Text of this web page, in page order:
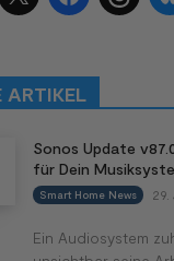
ARTIKEL
Sonos Update
für Dein
Smart Home News 29.
Ein Audiosystem